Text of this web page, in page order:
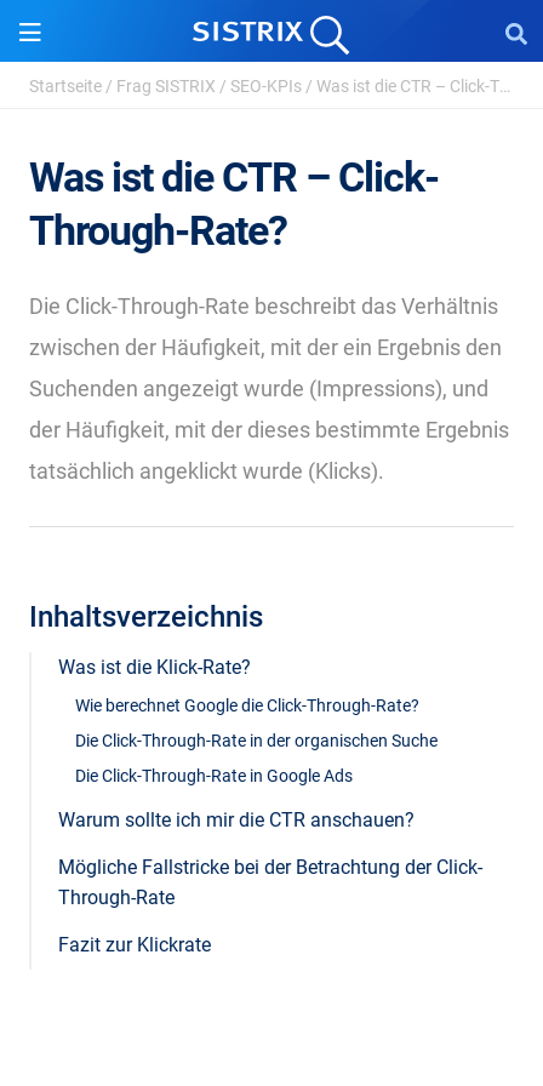
Startseite / Frag SISTRIX / SEO-KPIs / Was ist die CTR – Click-Through-Rate?
Was ist die CTR – Click-
Through-Rate?
Die Click-Through-Rate beschreibt das Verhältnis
zwischen der Häufigkeit, mit der ein Ergebnis den
Suchenden angezeigt wurde (Impressions), und
der Häufigkeit, mit der dieses bestimmte Ergebnis
tatsächlich angeklickt wurde (Klicks).
Inhaltsverzeichnis
Was ist die Klick-Rate?
Wie berechnet Google die Click-Through-Rate?
Die Click-Through-Rate in der organischen Suche
Die Click-Through-Rate in Google Ads
Warum sollte ich mir die CTR anschauen?
Mögliche Fallstricke bei der Betrachtung der Click-
Through-Rate
Fazit zur Klickrate